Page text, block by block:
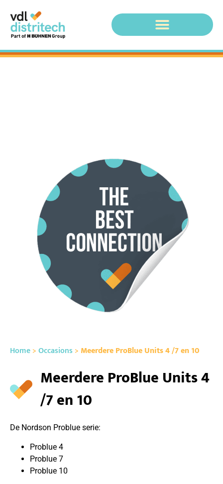
Home>Occasions> Meerdere ProBlue Units 4 /7 en 10
Meerdere ProBlue Units 4
/7 en 10
De Nordson Problue serie:
Problue 4
Problue 7
Problue 10